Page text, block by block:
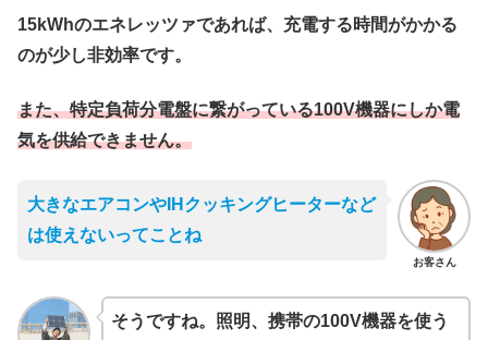
15kWhのエネレッツァであれば、充電する時間がかかる
のが少し非効率です。
また、特定負荷分電盤に繋がっている100V機器にしか電
気を供給できません。
お客さん
大きなエアコンやIHクッキングヒーターなど
は使えないってことね
そうですね。照明、携帯の100V機器を使う